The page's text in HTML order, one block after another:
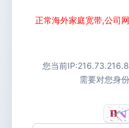
正常海外家庭宽带,公司
您当前IP:
需要对您身